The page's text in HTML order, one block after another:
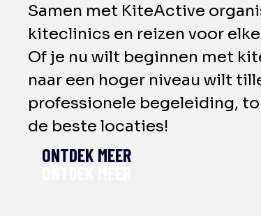
Samen met KiteActive
kiteclinics en reizen voor
Of je nu wilt beginnen met
naar een hoger niveau wilt
professionele begeleiding,
de beste locaties!
ONTDEK MEER